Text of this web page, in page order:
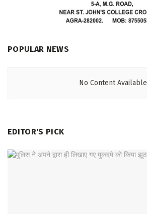
POPULAR NEWS
No Content Available
EDITOR'S PICK